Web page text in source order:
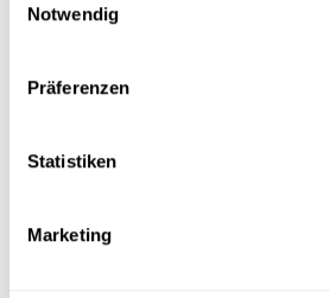
Notwendig
Präferenzen
Statistiken
Marketing
Balkon